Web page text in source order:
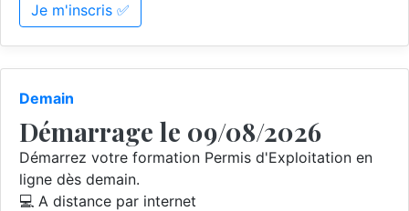
Je m'inscris ✅
Demain
Démarrage le 09/08/2026
Démarrez votre formation Permis d'Exploitation en
ligne dès demain.
💻 A distance par internet